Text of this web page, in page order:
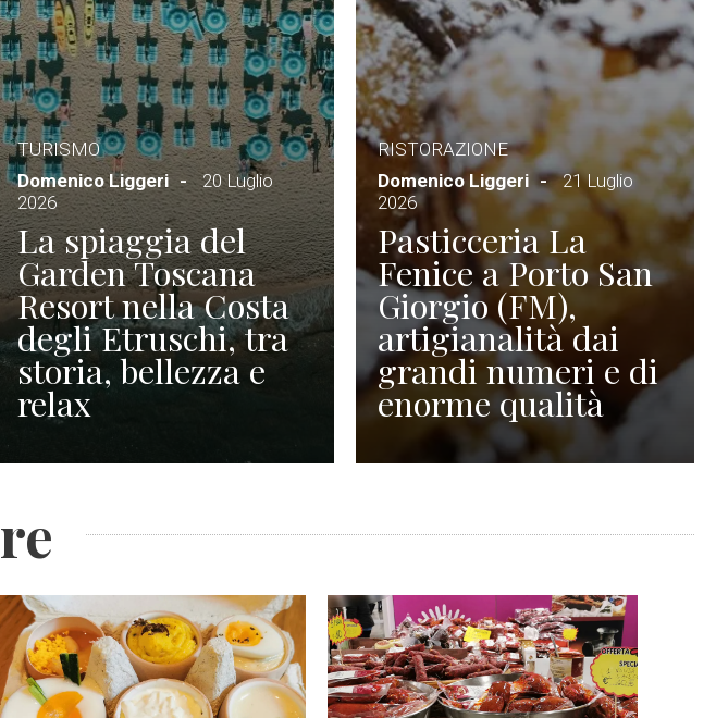
TURISMO
Domenico Liggeri
20 Luglio
2026
La spiaggia del
Garden Toscana
Resort nella Costa
degli Etruschi, tra
storia, bellezza e
relax
RISTORAZIONE
Domenico Liggeri
21 Luglio
2026
Pasticceria La
Fenice a Porto San
Giorgio (FM),
artigianalità dai
grandi numeri e di
enorme qualità